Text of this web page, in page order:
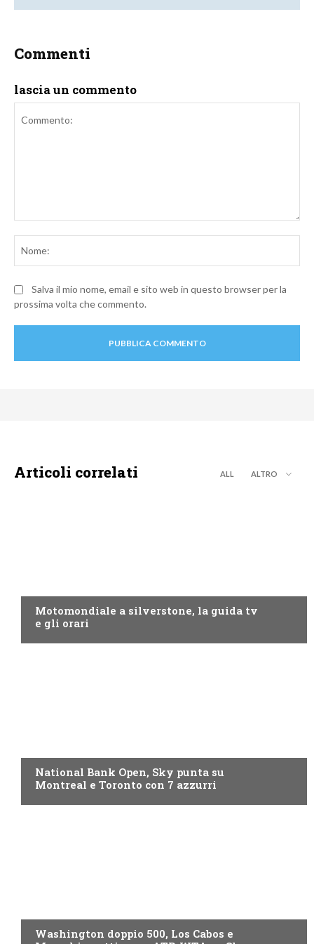
Commenti
lascia un commento
Salva il mio nome, email e sito web in questo browser per la
prossima volta che commento.
Articoli correlati ALL ALTRO
Motomondiale a silverstone, la guida tv
e gli orari
National Bank Open, Sky punta su
Montreal e Toronto con 7 azzurri
Washington doppio 500, Los Cabos e